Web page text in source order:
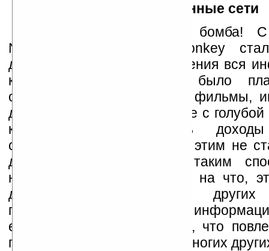
Файлообменные сети
Это была настоящая бомба! С
Napster, BitTorrent и eDonkey
доступна почти без исключения вся
которую обычно нужно было
огромные деньги. Музыка, фильмы,
другое лежало на «блюдечке с
кто перестал получать
собственность, мириться с этим не
дни скачивать что-либо таким
небезопасно. Несмотря ни на что,
дали толчок развитию других
протоколам обмена
единичными компьютерами, что
появление Skype, iTunes и многих